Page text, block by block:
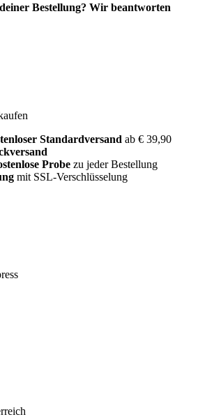
Bestellung? Wir beantworten
Standardversand ab € 39,90
Probe zu jeder Bestellung
mit SSL-Verschlüsselung